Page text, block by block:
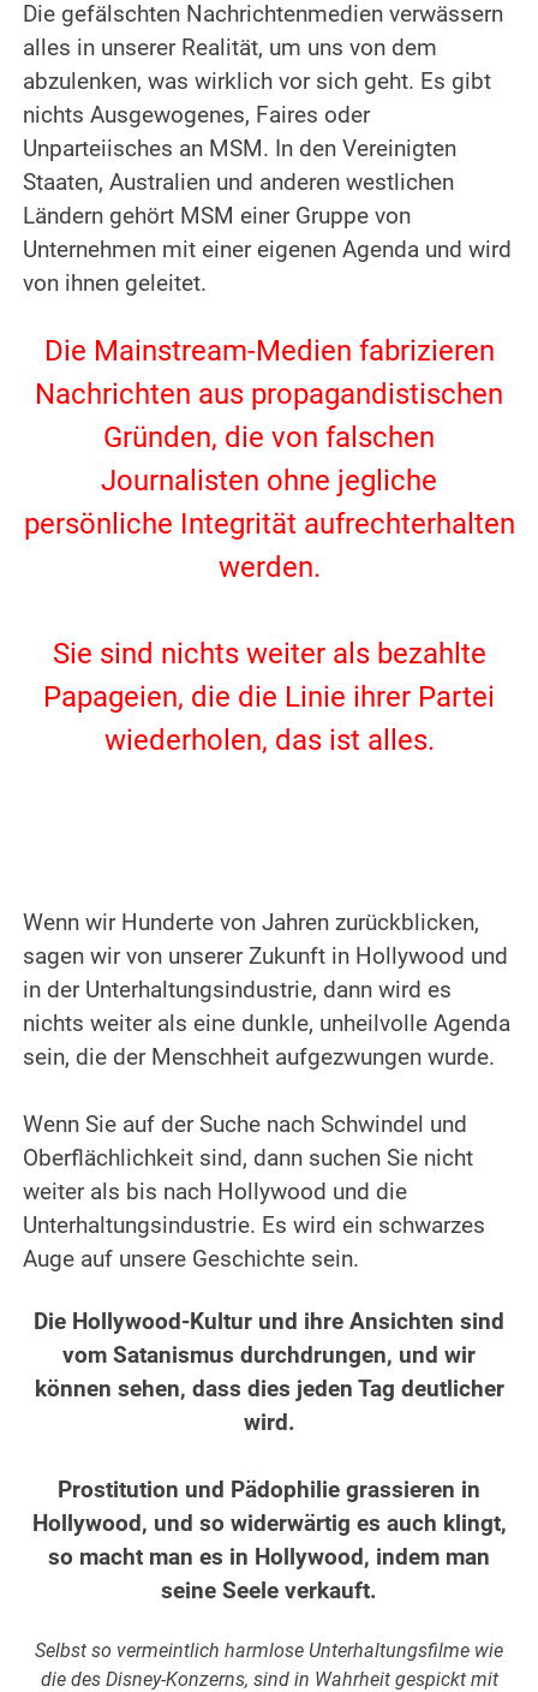
Die gefälschten Nachrichtenmedien verwässern
alles in unserer Realität, um uns von dem
abzulenken, was wirklich vor sich geht. Es gibt
nichts Ausgewogenes, Faires oder
Unparteiisches an MSM. In den Vereinigten
Staaten, Australien und anderen westlichen
Ländern gehört MSM einer Gruppe von
Unternehmen mit einer eigenen Agenda und wird
von ihnen geleitet.
Die Mainstream-Medien fabrizieren
Nachrichten aus propagandistischen
Gründen, die von falschen
Journalisten ohne jegliche
persönliche Integrität aufrechterhalten
werden.
Sie sind nichts weiter als bezahlte
Papageien, die die Linie ihrer Partei
wiederholen, das ist alles.
Wenn wir Hunderte von Jahren zurückblicken,
sagen wir von unserer Zukunft in Hollywood und
in der Unterhaltungsindustrie, dann wird es
nichts weiter als eine dunkle, unheilvolle Agenda
sein, die der Menschheit aufgezwungen wurde.
Wenn Sie auf der Suche nach Schwindel und
Oberflächlichkeit sind, dann suchen Sie nicht
weiter als bis nach Hollywood und die
Unterhaltungsindustrie. Es wird ein schwarzes
Auge auf unsere Geschichte sein.
Die Hollywood-Kultur und ihre Ansichten sind
vom Satanismus durchdrungen, und wir
können sehen, dass dies jeden Tag deutlicher
wird.
Prostitution und Pädophilie grassieren in
Hollywood, und so widerwärtig es auch klingt,
so macht man es in Hollywood, indem man
seine Seele verkauft.
Selbst so vermeintlich harmlose Unterhaltungsfilme wie
die des Disney-Konzerns, sind in Wahrheit gespickt mit